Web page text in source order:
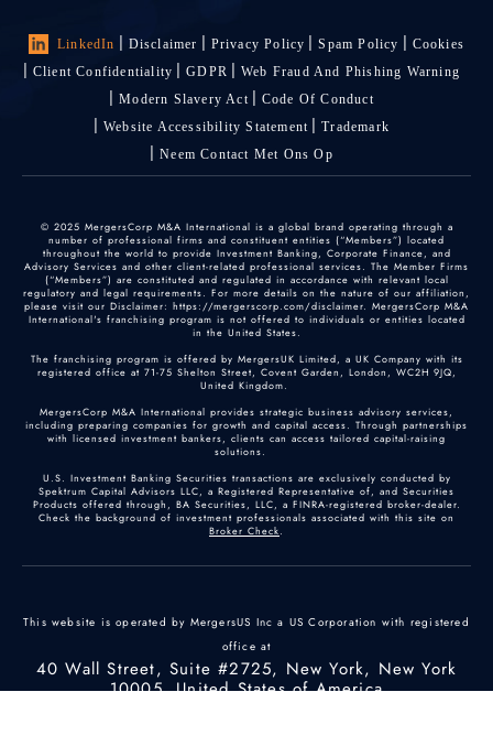
LinkedIn Disclaimer Privacy Policy Spam Policy
Cookies
Client Confidentiality
GDPR
Web Fraud And Phishing Warning
Modern Slavery Act
Code Of Conduct
Website Accessibility Statement
Trademark
Neem Contact Met Ons Op
© 2025 MergersCorp M&A International is a global brand operating through a
number of professional firms and constituent entities (“Members”) located
throughout the world to provide Investment Banking, Corporate Finance, and
Advisory Services and other client-related professional services. The Member Firms
(“Members”) are constituted and regulated in accordance with relevant local
regulatory and legal requirements. For more details on the nature of our affiliation,
please visit our Disclaimer: https://mergerscorp.com/disclaimer. MergersCorp M&A
International's franchising program is not offered to individuals or entities located
in the United States.
The franchising program is offered by MergersUK Limited, a UK Company with its
registered office at 71-75 Shelton Street, Covent Garden, London, WC2H 9JQ,
United Kingdom.
MergersCorp M&A International provides strategic business advisory services,
including preparing companies for growth and capital access. Through partnerships
with licensed investment bankers, clients can access tailored capital-raising
solutions.
U.S. Investment Banking Securities transactions are exclusively conducted by
Spektrum Capital Advisors LLC, a Registered Representative of, and Securities
Products offered through, BA Securities, LLC, a FINRA-registered broker-dealer.
Check the background of investment professionals associated with this site on
Broker Check.
This website is operated by MergersUS Inc a US Corporation with registered
office at
40 Wall Street, Suite #2725, New York, New York
10005, United States of America